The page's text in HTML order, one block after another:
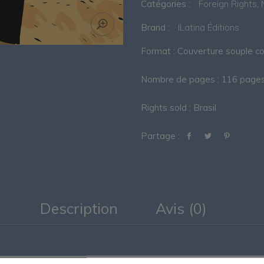
Catégories : Foreign Rights,
Brand : ILatina Éditions
Format : Couverture souple
Nombre de pages : 116
Rights sold : Brasil
Partage :
Description Avis (0)